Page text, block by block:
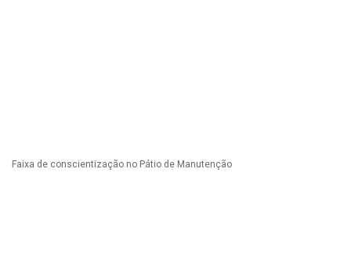
Faixa de conscientização no Pátio de Manutenção